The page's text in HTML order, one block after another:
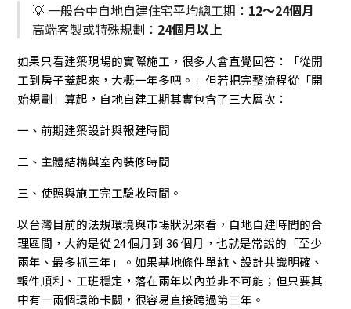
💡 一般台中自地自建住宅平均總工期： 12～24個月
高端客製或特殊規劃： 24個月以上
如果只看建築現場的實際施工，很多人會直覺回答：「從開
工到房子蓋起來，大概一年多吧。」但若把完整流程從「開
始規劃」算起，自地自建工期其實包含了三大層次：
一、前期建築設計與報建時間
二、主體結構與室內裝修時間
三、使照與施工完工驗收時間。
以台灣目前的法規環境與市場狀況來看，自地自建時間的合
理區間，大約是從 24 個月到 36 個月，也就是常說的「至少
兩年、最多抓三年」。如果基地條件單純、設計共識明確、
報件順利、工班穩定，落在兩年以內並非不可能；但只要其
中有一兩個環節卡關，很容易直接跨過第三年。